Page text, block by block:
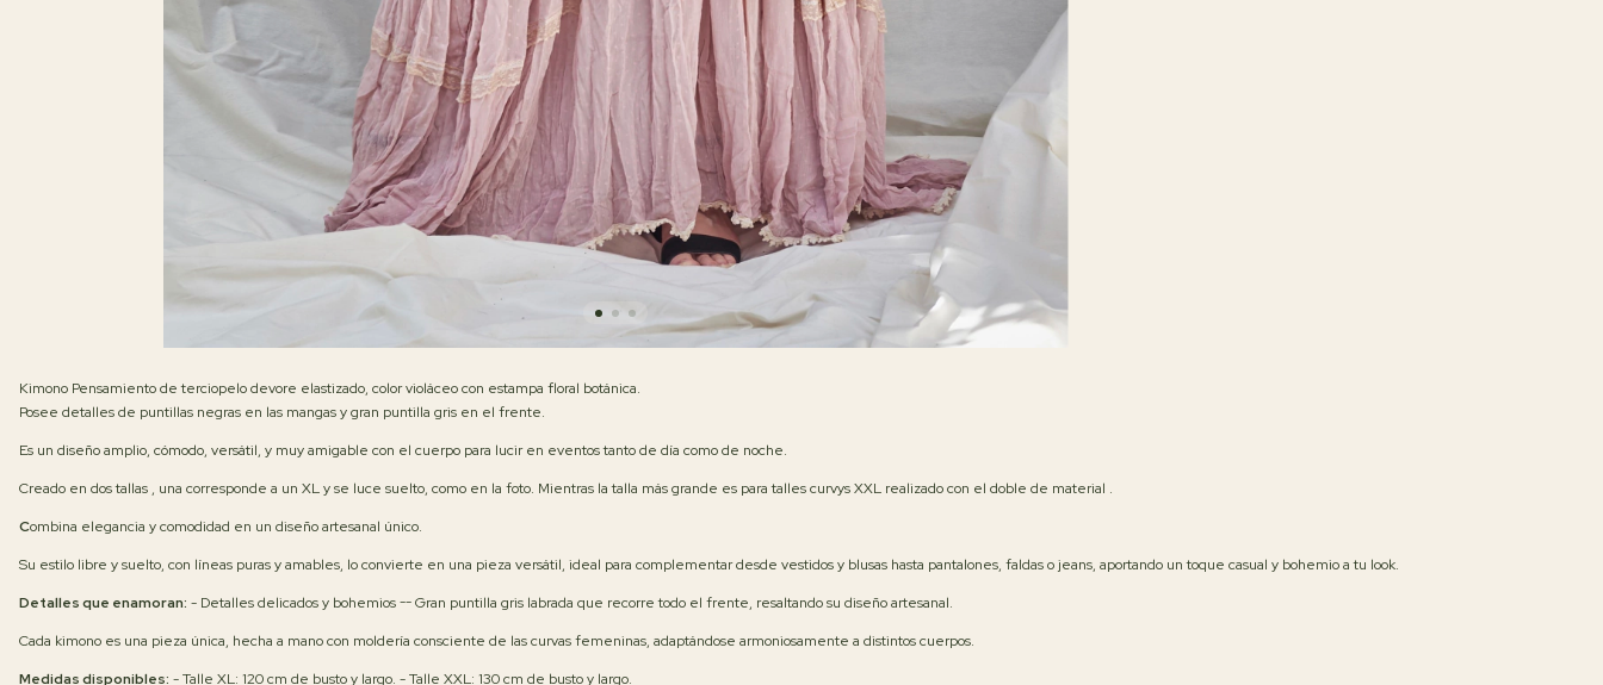
Kimono Pensamiento de terciopelo devore elastizado, color violáceo con estampa floral botánica.
Posee detalles de puntillas negras en las mangas y gran puntilla gris en el frente.
Es un diseño amplio, cómodo, versátil, y muy amigable con el cuerpo para lucir en eventos tanto de día como de noche.
Creado en dos tallas , una corresponde a un XL y se luce suelto, como en la foto. Mientras la talla más grande es para talles curvys XXL realizado con el doble de material .
Combina elegancia y comodidad en un diseño artesanal único.
Su estilo libre y suelto, con líneas puras y amables, lo convierte en una pieza versátil, ideal para complementar desde vestidos y blusas hasta pantalones, faldas o jeans, aportando un toque casual y bohemio a tu look.
Detalles que enamoran: - Detalles delicados y bohemios -- Gran puntilla gris labrada que recorre todo el frente, resaltando su diseño artesanal.
Cada kimono es una pieza única, hecha a mano con moldería consciente de las curvas femeninas, adaptándose armoniosamente a distintos cuerpos.
Medidas disponibles: - Talle XL: 120 cm de busto y largo. - Talle XXL: 130 cm de busto y largo.